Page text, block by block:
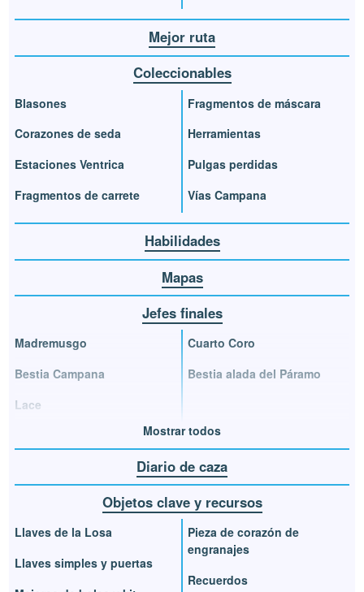
Mejor ruta
Coleccionables
Blasones
Corazones de seda
Estaciones Ventrica
Fragmentos de carrete
Fragmentos de máscara
Herramientas
Pulgas perdidas
Vías Campana
Habilidades
Mapas
Jefes finales
Madremusgo
Bestia Campana
Lace
Cuarto Coro
Bestia alada del Páramo
Mostrar todos
Diario de caza
Objetos clave y recursos
Llaves de la Losa
Llaves simples y puertas
Pieza de corazón de
engranajes
Recuerdos